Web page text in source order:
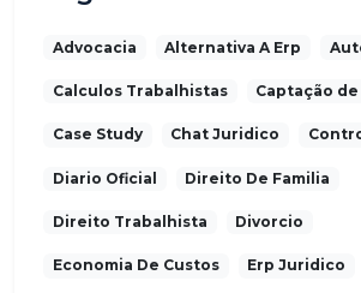
Advocacia Alternativa A Erp
Calculos Trabalhistas Captação
Case Study Chat Juridico
Diario Oficial Direito De Familia
Direito Trabalhista Divorcio
Economia De Custos Erp Juridico